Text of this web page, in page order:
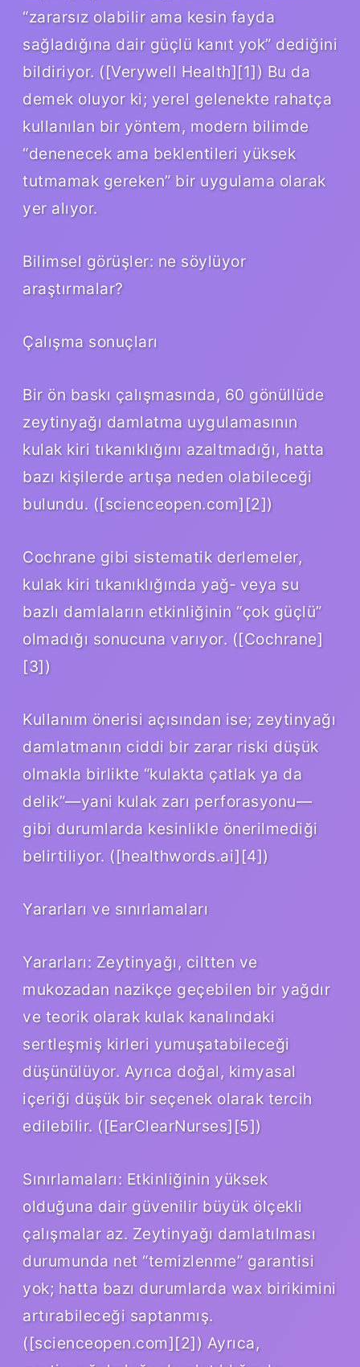
“zararsız olabilir ama kesin fayda
sağladığına dair güçlü kanıt yok” dediğini
bildiriyor. ([Verywell Health][1]) Bu da
demek oluyor ki; yerel gelenekte rahatça
kullanılan bir yöntem, modern bilimde
“denenecek ama beklentileri yüksek
tutmamak gereken” bir uygulama olarak
yer alıyor.
Bilimsel görüşler: ne söylüyor
araştırmalar?
Çalışma sonuçları
Bir ön baskı çalışmasında, 60 gönüllüde
zeytinyağı damlatma uygulamasının
kulak kiri tıkanıklığını azaltmadığı, hatta
bazı kişilerde artışa neden olabileceği
bulundu. ([scienceopen.com][2])
Cochrane gibi sistematik derlemeler,
kulak kiri tıkanıklığında yağ‑ veya su
bazlı damlaların etkinliğinin “çok güçlü”
olmadığı sonucuna varıyor. ([Cochrane]
[3])
Kullanım önerisi açısından ise; zeytinyağı
damlatmanın ciddi bir zarar riski düşük
olmakla birlikte “kulakta çatlak ya da
delik”—yani kulak zarı perforasyonu—
gibi durumlarda kesinlikle önerilmediği
belirtiliyor. ([healthwords.ai][4])
Yararları ve sınırlamaları
Yararları: Zeytinyağı, ciltten ve
mukozadan nazikçe geçebilen bir yağdır
ve teorik olarak kulak kanalındaki
sertleşmiş kirleri yumuşatabileceği
düşünülüyor. Ayrıca doğal, kimyasal
içeriği düşük bir seçenek olarak tercih
edilebilir. ([EarClearNurses][5])
Sınırlamaları: Etkinliğinin yüksek
olduğuna dair güvenilir büyük ölçekli
çalışmalar az. Zeytinyağı damlatılması
durumunda net “temizlenme” garantisi
yok; hatta bazı durumlarda wax birikimini
artırabileceği saptanmış.
([scienceopen.com][2]) Ayrıca,